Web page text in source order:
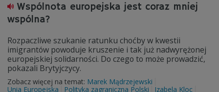
Wspólnota europejska jest coraz mniej
wspólna?
Rozpaczliwe szukanie ratunku choćby w kwestii
imigrantów powoduje kruszenie i tak już nadwyrężonej
europejskiej solidarności. Do czego to może prowadzić,
pokazali Brytyjczycy.
Zobacz więcej na temat: Marek Mądrzejewski
Unia Europejska
Polityka zagraniczna Polski Izabela Kloc